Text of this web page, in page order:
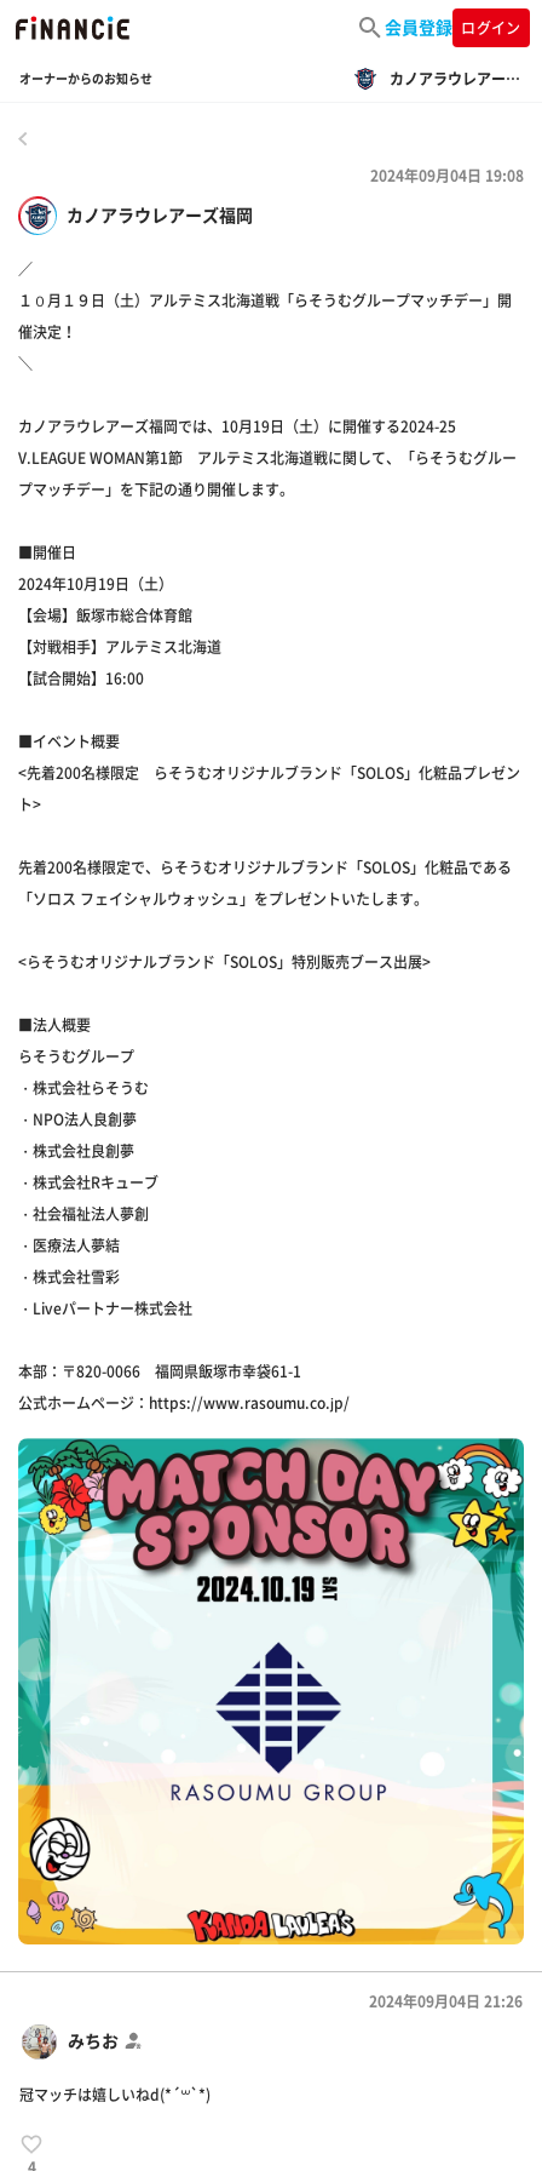
会員登録 ログイン
オーナーからのお知らせ カノアラウレアーズ福岡
カノアラウレアーズ福岡
2024年09月04日 19:08
／
１０月１９日（土）アルテミス北海道戦「らそうむグループマッチデー」開
催決定！
＼
カノアラウレアーズ福岡では、10月19日（土）に開催する2024-25
V.LEAGUE WOMAN第1節 アルテミス北海道戦に関して、「らそうむグルー
プマッチデー」を下記の通り開催します。
■開催日
2024年10月19日（土）
【会場】飯塚市総合体育館
【対戦相手】アルテミス北海道
【試合開始】16:00
■イベント概要
<先着200名様限定 らそうむオリジナルブランド「SOLOS」化粧品プレゼン
ト>
先着200名様限定で、らそうむオリジナルブランド「SOLOS」化粧品である
「ソロス フェイシャルウォッシュ」をプレゼントいたします。
<らそうむオリジナルブランド「SOLOS」特別販売ブース出展>
■法人概要
らそうむグループ
・株式会社らそうむ
・NPO法人良創夢
・株式会社良創夢
・株式会社Rキューブ
・社会福祉法人夢創
・医療法人夢結
・株式会社雪彩
・Liveパートナー株式会社
本部：〒820-0066 福岡県飯塚市幸袋61-1
公式ホームページ：https://www.rasoumu.co.jp/
みちお
2024年09月04日 21:26
冠マッチは嬉しいねd(*´꒳`*)